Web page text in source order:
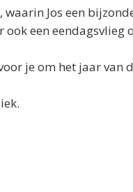
waarin Jos een
een eendagsvlieg
je om het jaar van